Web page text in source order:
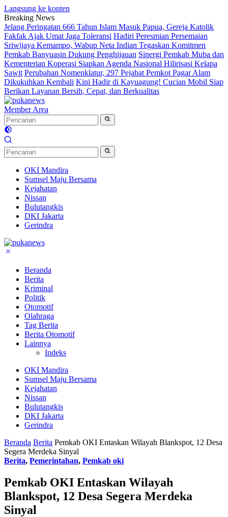
Langsung ke konten
Breaking News
Jelang Peringatan 666 Tahun Islam Masuk Papua, Gereja Katolik
Fakfak Ajak Umat Jaga Toleransi Hadiri Peresmian Persemaian
Sriwijaya Kemampo, Wabup Neta Indian Tegaskan Komitmen
Pemkab Banyuasin Dukung Penghijauan Sinergi Pemkab Muba dan
Kementerian Koperasi Siapkan Agenda Nasional Hilirisasi Kelapa
Sawit Perubahan Nomenklatur, 297 Pejabat Pemkot Pagar Alam
Dikukuhkan Kembali Kini Hadir di Kayuagung! Cucian Mobil Siap
Berikan Layanan Bersih, Cepat, dan Berkualitas
Member Area
OKI Mandira
Sumsel Maju Bersama
Kejahatan
Nissan
Bulutangkis
DKI Jakarta
Gerindra
Beranda
Berita
Kriminal
Politik
Otomotif
Olahraga
Tag Berita
Berita Otomotif
Lainnya
Indeks
OKI Mandira
Sumsel Maju Bersama
Kejahatan
Nissan
Bulutangkis
DKI Jakarta
Gerindra
Beranda Berita Pemkab OKI Entaskan Wilayah Blankspot, 12 Desa
Segera Merdeka Sinyal
Berita, Pemerintahan, Pemkab oki
Pemkab OKI Entaskan Wilayah
Blankspot, 12 Desa Segera Merdeka
Sinyal